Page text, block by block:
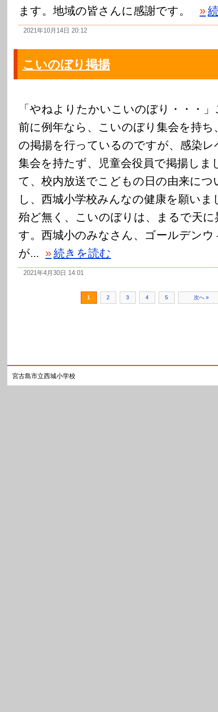
ます。地域の皆さんに感謝です。
»
2021年10月14日 20:12
こいのぼり掲揚
「やねよりたかいこいのぼり・・・
前に例年なら、こいのぼり集会を持ち
の掲揚を行っているのですが、感染
集会を持たず、児童会役員で掲揚しま
て、校内放送でこどもの日の由来につ
し、西城小学校みんなの健康を願い
殆ど無く、こいのぼりは、まるで天
す。西城小のみなさん、ゴールデン
が... »続きを読む
2021年4月30日 14:01
1 2 3 4 5 次へ »
宮古島市立西城小学校